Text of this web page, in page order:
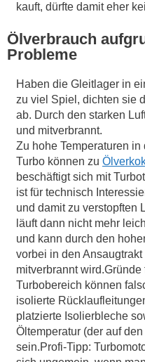
kauft, dürfte damit eher
Ölverbrauch
Probleme
Haben die Gleitlager in
zu viel Spiel, dichten sie
ab. Durch den starken
und mitverbrannt.
Zu hohe Temperaturen
Turbo können zu
beschäftigt sich mit
ist für technisch
und damit zu verstopften
läuft dann nicht mehr
und kann durch den
vorbei in den
mitverbrannt
Turbobereich können
isolierte
platzierte Isolierbleche
Öltemperatur (der auf
sein.Profi-Tipp: